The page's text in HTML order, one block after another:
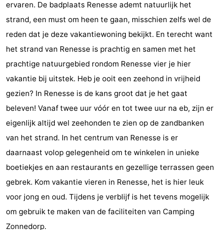
centra
Dorpen
&
Steden
Natuur
Rondleidingen
Sporten
-
Zwembaden
-
Fietsen
-
Wandelen
-
Paardrijden
-
Golfbanen
-
ervaren. De badplaats Renesse ademt natuurlijk het
strand, een must om heen te gaan, misschien zelfs wel de
reden dat je deze vakantiewoning bekijkt. En terecht want
het strand van Renesse is prachtig en samen met het
prachtige natuurgebied rondom Renesse vier je hier
vakantie bij uitstek. Heb je ooit een zeehond in vrijheid
gezien? In Renesse is de kans groot dat je het gaat
beleven! Vanaf twee uur vóór en tot twee uur na eb, zijn er
eigenlijk altijd wel zeehonden te zien op de zandbanken
van het strand. In het centrum van Renesse is er
daarnaast volop gelegenheid om te winkelen in unieke
boetiekjes en aan restaurants en gezellige terrassen geen
gebrek. Kom vakantie vieren in Renesse, het is hier leuk
voor jong en oud. Tijdens je verblijf is het tevens mogelijk
om gebruik te maken van de faciliteiten van Camping
Zonnedorp.